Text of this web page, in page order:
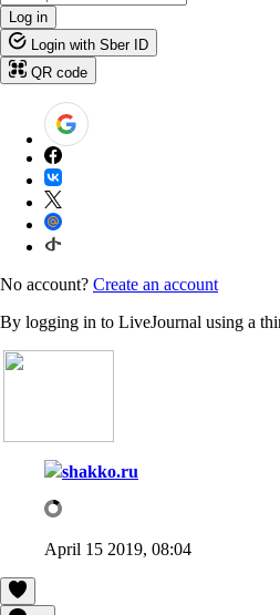
Log in
Login with Sber ID
QR code
No account? Create an account
By logging in to LiveJournal using a
shakko.ru
April 15 2019, 08:04